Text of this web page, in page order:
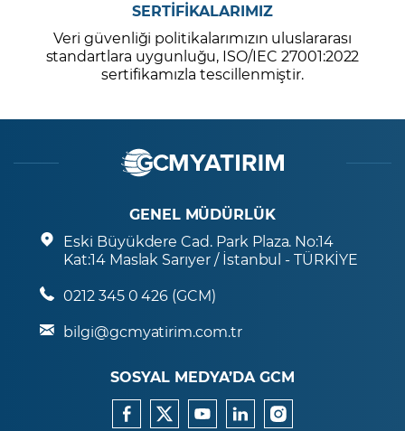
SERTİFİKALARIMIZ
Veri güvenliği politikalarımızın uluslararası
standartlara uygunluğu, ISO/IEC 27001:2022
sertifikamızla tescillenmiştir.
GENEL MÜDÜRLÜK
Eski Büyükdere Cad. Park Plaza. No:14
Kat:14 Maslak Sarıyer / İstanbul - TÜRKİYE
0212 345 0 426 (GCM)
bilgi@gcmyatirim.com.tr
SOSYAL MEDYA’DA GCM